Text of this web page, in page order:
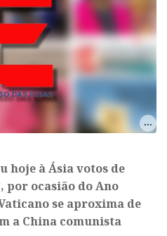
hoje à Ásia votos de
por ocasião do Ano
se aproxima de
a China comunista